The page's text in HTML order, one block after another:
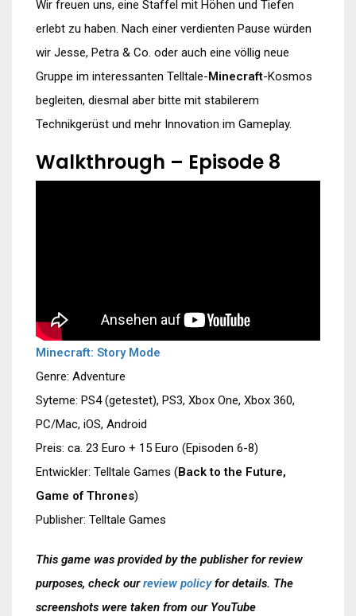
Wir freuen uns, eine Staffel mit Höhen und Tiefen
erlebt zu haben. Nach einer verdienten Pause würden
wir Jesse, Petra & Co. oder auch eine völlig neue
Gruppe im interessanten Telltale-Minecraft-Kosmos
begleiten, diesmal aber bitte mit stabilerem
Technikgerüst und mehr Innovation im Gameplay.
Walkthrough – Episode 8
Minecraft: Story Mode
Genre: Adventure
Syteme: PS4 (getestet), PS3, Xbox One, Xbox 360,
PC/Mac, iOS, Android
Preis: ca. 23 Euro + 15 Euro (Episoden 6-8)
Entwickler: Telltale Games (Back to the Future,
Game of Thrones)
Publisher: Telltale Games
This game was provided by the publisher for review
purposes, check ourreview policyfor details. The
screenshots were taken from our YouTube